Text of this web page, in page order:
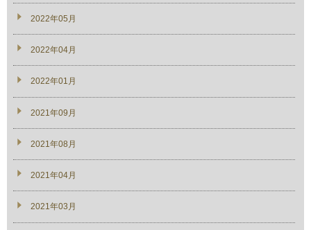
2022年05月
2022年04月
2022年01月
2021年09月
2021年08月
2021年04月
2021年03月